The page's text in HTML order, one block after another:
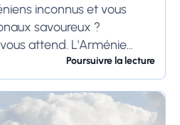
inconnus et vous
savoureux ?
attend. L'Arménie
météorologiques
chaud...
Poursuivre la lecture